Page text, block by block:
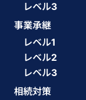
レベル3
事業承継
レベル1
レベル2
レベル3
相続対策